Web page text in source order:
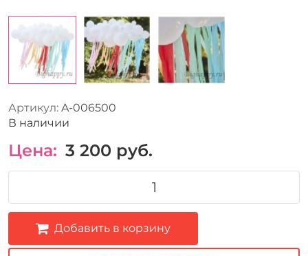
Артикул: A-006500
В наличии
Цена: 3 200 руб.
Добавить в корзину